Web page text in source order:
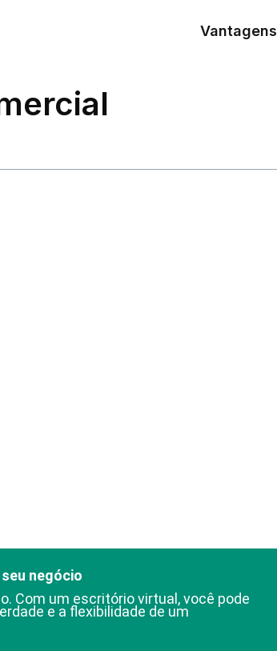
Vantagens
negócio
Com um escritório virtual, você pode
e a flexibilidade de um